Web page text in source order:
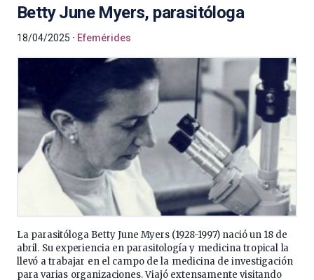
Betty June Myers, parasitóloga
18/04/2025 Efemérides
La parasitóloga Betty June Myers (1928-1997) nació un 18 de
abril. Su experiencia en parasitología y medicina tropical la
llevó a trabajar en el campo de la medicina de investigación
para varias organizaciones. Viajó extensamente visitando